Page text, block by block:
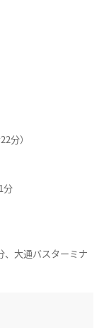
分）
分
、大通バスターミナ